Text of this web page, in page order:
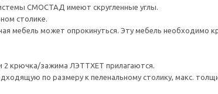
СМОСТАД имеют скругленные углы.
столике.
может опрокинуться. Эту мебель необходимо
2 крючка/зажима ЛЭТТХЕТ прилагаются.
по размеру к пеленальному столику, макс.